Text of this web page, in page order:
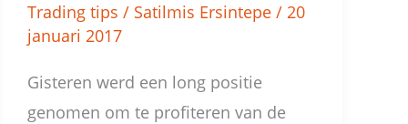
Trading tips / Satilmis Ersintepe / 20
januari 2017
Gisteren werd een long positie
genomen om te profiteren van de